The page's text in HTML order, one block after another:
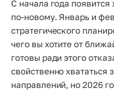
С начала года
по-новому. Январь и
стратегического
чего вы хотите от
готовы ради этого
свойственно хвататься
направлений, но 2026